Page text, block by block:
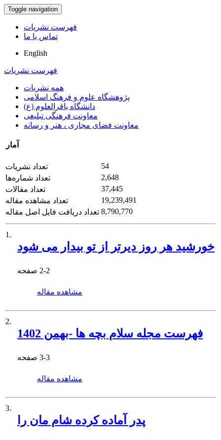
Toggle navigation
فهرست نشریات
تماس با ما
English
فهرست نشریات
همه نشریات
پژوهشگاه علوم و فرهنگ اسلامی
دانشگاه باقرالعلوم (ع)
معاونت فرهنگی تبلیغی
معاونت فضای مجازی ، هنر و رسانه
آمار
تعداد نشریات
54
تعداد شماره‌ها
2,648
تعداد مقالات
37,445
تعداد مشاهده مقاله
19,239,491
تعداد دریافت فایل اصل مقاله 8,790,770
1.
خورشید هر روز دیرتر از تو بیدار می شود
2-2
مشاهده مقاله
2.
فهرست مجله سلام بچه ها -بهمن 1402
3-3
مشاهده مقاله
3.
پدر آماده کرده شام مان را